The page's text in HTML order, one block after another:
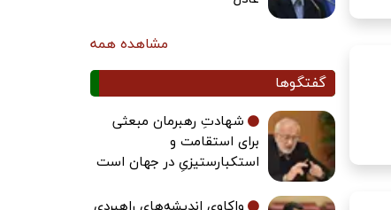
مشاهده همه
گفتگوها
شهادتِ رهبرمان مبعثی
برای استقامت و
استکبارستیزیِ در جهان است